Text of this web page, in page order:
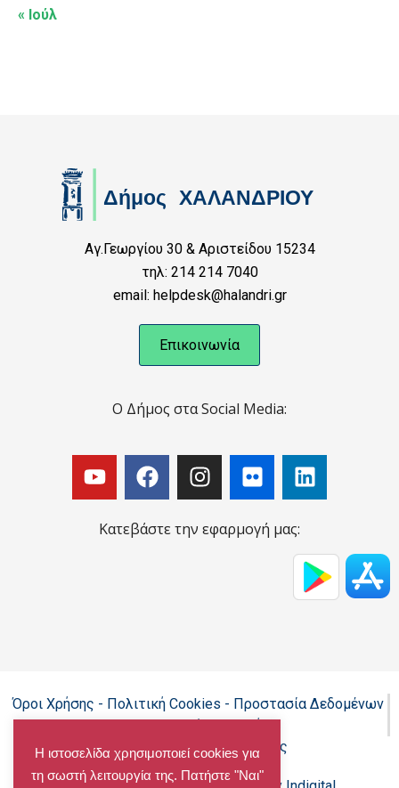
« Ιούλ
Αγ.Γεωργίου 30 & Αριστείδου 15234
τηλ: 214 214 7040
email: helpdesk@halandri.gr
Επικοινωνία
Ο Δήμος στα Social Media:
Κατεβάστε την εφαρμογή μας:
Όροι Χρήσης - Πολιτική Cookies - Προστασία Δεδομένων
Προσωπικού Χαρακτήρα
Δήλωση προσβασιμότητας
Η ιστοσελίδα χρησιμοποιεί cookies για
τη σωστή λειτουργία της. Πατήστε "Ναι"